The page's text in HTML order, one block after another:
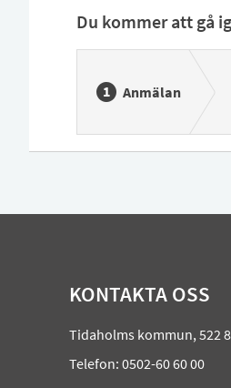
Du kommer att gå
Anmälan
KONTAKTA OSS
Tidaholms kommun, 522
Telefon: 0502-60 60 00